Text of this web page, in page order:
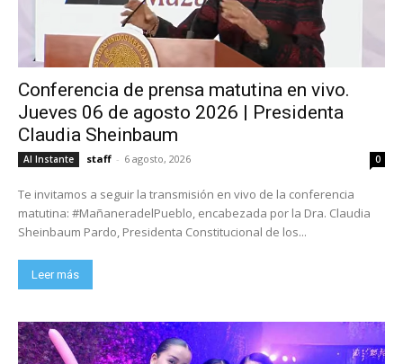
Conferencia de prensa matutina en vivo.
Jueves 06 de agosto 2026 | Presidenta
Claudia Sheinbaum
Al Instante staff - 6 agosto, 2026 0
Te invitamos a seguir la transmisión en vivo de la conferencia
matutina: #MañaneradelPueblo, encabezada por la Dra. Claudia
Sheinbaum Pardo, Presidenta Constitucional de los...
Leer más